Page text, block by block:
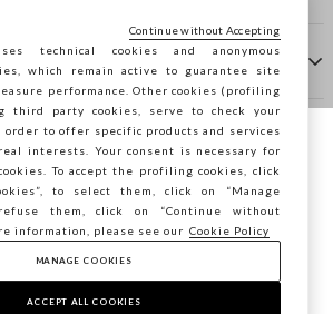
S.p.A. P.Iva 04240010274 - Cap. Soc.
290.923.470 -2.4.0
Italia, chcesz
POTWIERDŹ
technical cookies and anonymous
which remain active to guarantee site
performance. Other cookies (profiling
third party cookies, serve to check your
order to offer specific products and services
interests. Your consent is necessary for
To accept the profiling cookies, click
to select them, click on “Manage
them, click on “Continue without
information, please see our Cookie Policy
MANAGE COOKIES
ACCEPT ALL COOKIES
Continue without Accepting